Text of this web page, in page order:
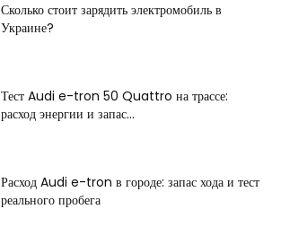
Сколько стоит зарядить электромобиль в
Украине?
Тест Audi e-tron 50 Quattro на трассе:
расход энергии и запас...
Расход Audi e-tron в городе: запас хода и тест
реального пробега